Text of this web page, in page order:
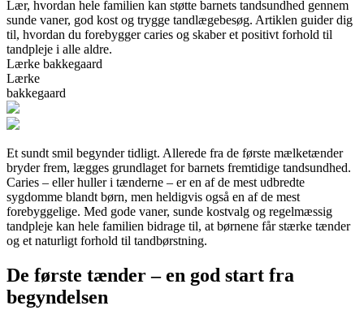
Lær, hvordan hele familien kan støtte barnets tandsundhed gennem
sunde vaner, god kost og trygge tandlægebesøg. Artiklen guider dig
til, hvordan du forebygger caries og skaber et positivt forhold til
tandpleje i alle aldre.
Lærke bakkegaard
Lærke
bakkegaard
Et sundt smil begynder tidligt. Allerede fra de første mælketænder
bryder frem, lægges grundlaget for barnets fremtidige tandsundhed.
Caries – eller huller i tænderne – er en af de mest udbredte
sygdomme blandt børn, men heldigvis også en af de mest
forebyggelige. Med gode vaner, sunde kostvalg og regelmæssig
tandpleje kan hele familien bidrage til, at børnene får stærke tænder
og et naturligt forhold til tandbørstning.
De første tænder – en god start fra
begyndelsen